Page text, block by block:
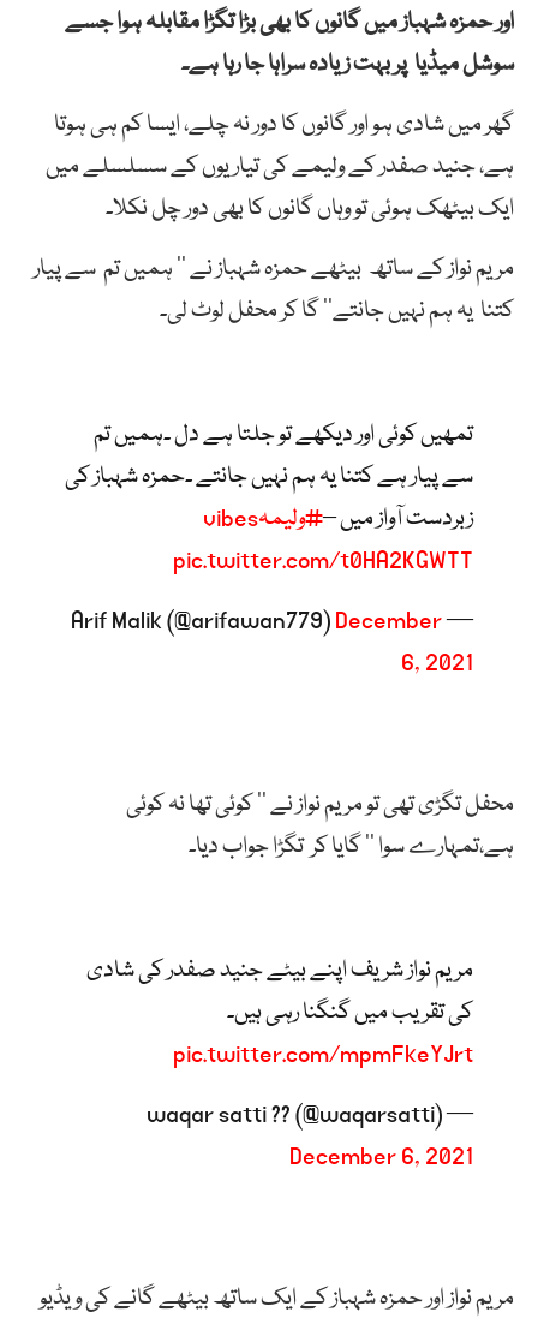
اور حمزہ شہباز میں گانوں کا بھی بڑا تگڑا مقابلہ ہوا جسے
سوشل میڈیا پر بہت زیادہ سراہا جا رہا ہے۔
گھر میں شادی ہو اور گانوں کا دور نہ چلے، ایسا کم ہی ہوتا
ہے، جنید صفدر کے ولیمے کی تیاریوں کے سسلسلے میں
ایک بیٹھک ہوئی تو وہاں گانوں کا بھی دور چل نکلا۔
مریم نواز کے ساتھ بیٹھے حمزہ شہباز نے ’’ ہمیں تم سے پیار
کتنا یہ ہم نہیں جانتے‘‘ گا کر محفل لوٹ لی۔
تمھیں کوئی اور دیکھے تو جلتا ہے دل ۔ہمیں تم
سے پیار ہے کتنا یہ ہم نہیں جانتے ۔حمزہ شہباز کی
زبردست آواز میں –#ولیمہvibes
pic.twitter.com/t0HA2KGWTT
— Arif Malik (@arifawan779)
December
6, 2021
محفل تگڑی تھی تو مریم نواز نے ’’ کوئی تھا نہ کوئی
ہے،تمہارے سوا ‘‘ گایا کر تگڑا جواب دیا۔
مریم نواز شریف اپنے بیٹے جنید صفدر کی شادی
کی تقریب میں گنگنا رہی ہیں۔
pic.twitter.com/mpmFkeYJrt
— waqar satti ?? (@waqarsatti)
December 6, 2021
مریم نواز اور حمزہ شہباز کے ایک ساتھ بیٹھے گانے کی ویڈیو